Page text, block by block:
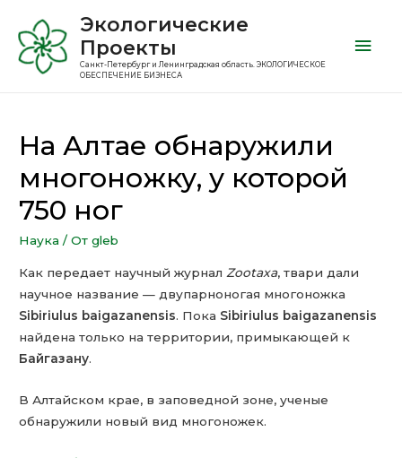
Экологические
Проекты
Санкт-Петербург и Ленинградская область. ЭКОЛОГИЧЕСКОЕ
ОБЕСПЕЧЕНИЕ БИЗНЕСА
На Алтае обнаружили
многоножку, у которой
750 ног
Наука / От gleb
Как передает научный журнал Zootaxa, твари дали
научное название — двупарноногая многоножка
Sibiriulus baigazanensis. Пока Sibiriulus baigazanensis
найдена только на территории, примыкающей к
Байгазану.
В Алтайском крае, в заповедной зоне, ученые
обнаружили новый вид многоножек.